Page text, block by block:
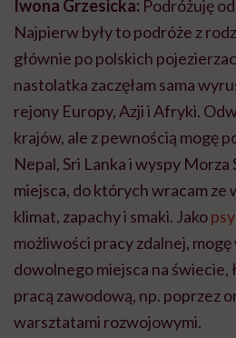
Iwona Grzesicka: Podróżuję
Najpierw były to podróże z
głównie po polskich
nastolatka zaczęłam sama
rejony Europy, Azji i Afryki.
krajów, ale z pewnością mogę
Nepal, Sri Lanka i wyspy
miejsca, do których wracam ze
klimat, zapachy i smaki. Jako
możliwości pracy zdalnej,
dowolnego miejsca na świecie,
pracą zawodową, np. poprzez
warsztatami rozwojowymi.